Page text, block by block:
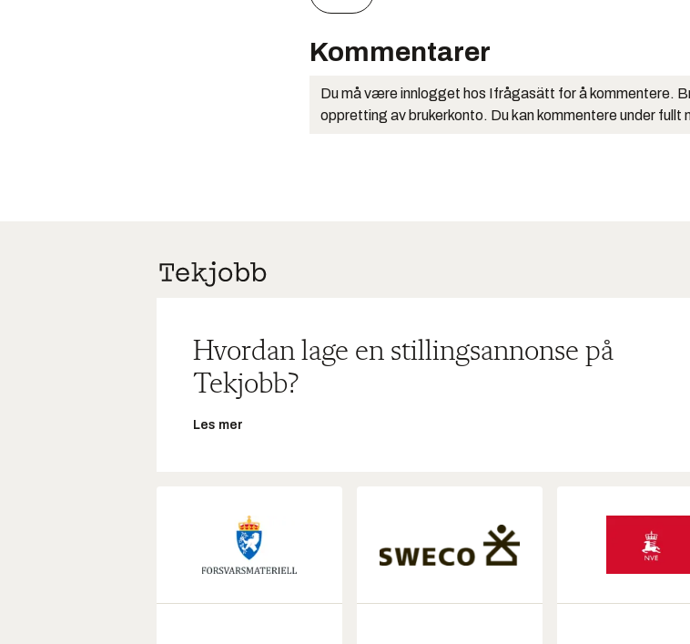
Kommentarer
Du må være innlogget hos Ifrågasätt for å kommentere.
oppretting av brukerkonto. Du kan kommentere under fullt
Hvordan lage en stillingsannonse på
Tekjobb?
Les mer